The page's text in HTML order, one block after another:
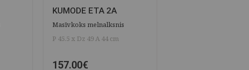
KUMODE ETA 2A
Masīvkoks melnalksnis
P 45.5 x Dz 49 A 44 cm
157.00€